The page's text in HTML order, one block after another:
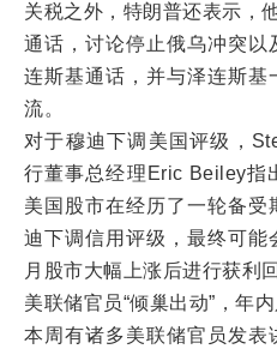
关税之外，特朗普还表示，
通话，讨论停止俄乌冲突以
连斯基通话，并与泽连斯基
流。
对于穆迪下调美国评级，
行董事总经理Eric Beiley指
美国股市在经历了一轮备
迪下调信用评级，最终可能
月股市大幅上涨后进行获利回
美联储官员“倾巢出动”，年
本周有诸多美联储官员发表